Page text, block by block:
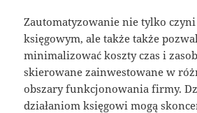
Zautomatyzowanie nie tylko
księgowym, ale także także
minimalizować koszty czas i
skierowane zainwestowane w
obszary funkcjonowania firmy.
działaniom księgowi mogą